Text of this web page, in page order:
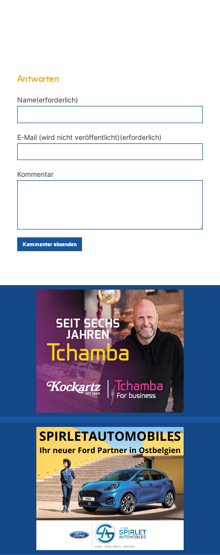
Antworten
Name(erforderlich)
E-Mail (wird nicht veröffentlicht)(erforderlich)
Kommentar